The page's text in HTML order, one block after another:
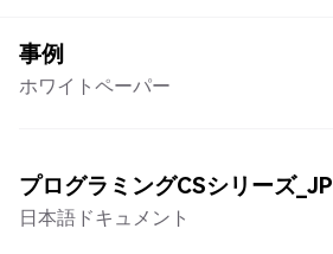
事例
ホワイトペーパー
プログラミングCSシリーズ_JP
日本語ドキュメント